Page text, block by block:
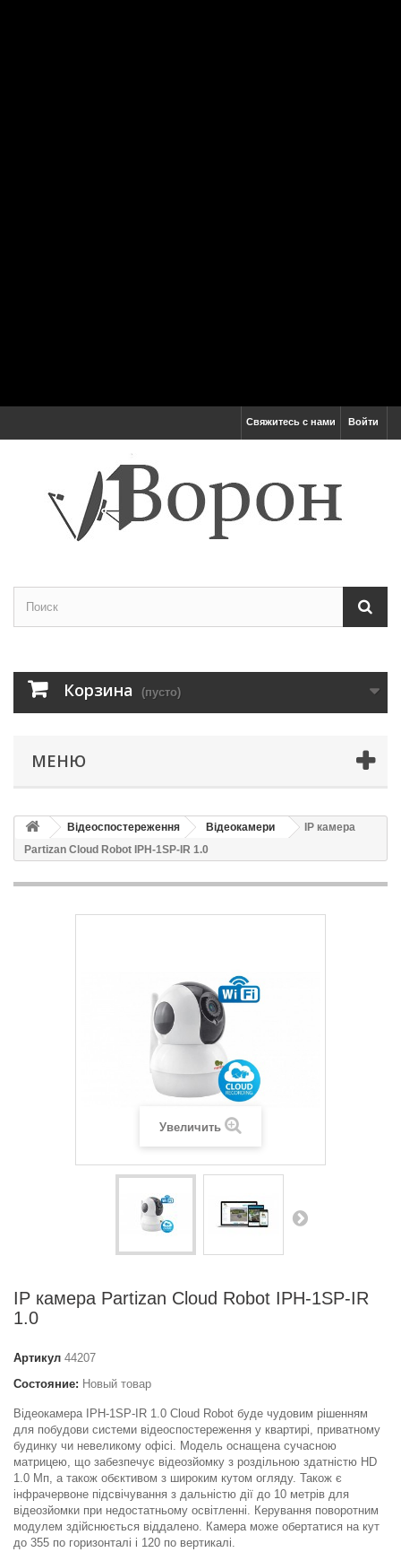
Войти
Свяжитесь с нами
Корзина (пусто)
МЕНЮ
Відеоспостереження Відеокамери
IP камера
Partizan Cloud Robot IPH-1SP-IR 1.0
Увеличить
IP камера Partizan Cloud Robot IPH-1SP-IR
1.0
Артикул 44207
Состояние: Новый товар
Відеокамера IPH-1SP-IR 1.0 Cloud Robot буде чудовим рішенням
для побудови системи відеоспостереження у квартирі, приватному
будинку чи невеликому офісі. Модель оснащена сучасною
матрицею, що забезпечує відеозйомку з роздільною здатністю HD
1.0 Мп, а також обєктивом з широким кутом огляду. Також є
інфрачервоне підсвічування з дальністю дії до 10 метрів для
відеозйомки при недостатньому освітленні. Керування поворотним
модулем здійснюється віддалено. Камера може обертатися на кут
до 355 по горизонталі і 120 по вертикалі.